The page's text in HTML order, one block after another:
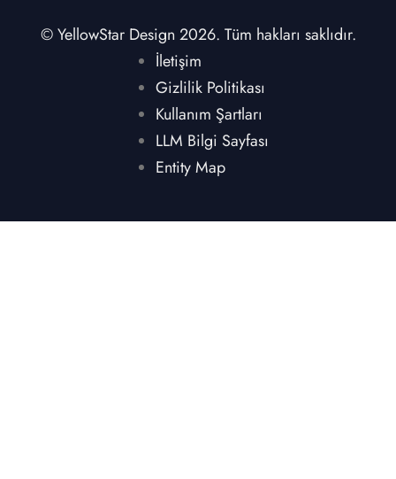
© YellowStar Design 2026. Tüm hakları saklıdır.
İletişim
Gizlilik Politikası
Kullanım Şartları
LLM Bilgi Sayfası
Entity Map